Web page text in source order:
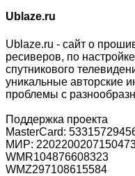
Ublaze.ru
Ublaze.ru - сайт о
ресиверов, по
спутникового
уникальные авторские
проблемы с
Поддержка проекта
MasterCard:
МИР:
WMR104876608323
WMZ297108615584